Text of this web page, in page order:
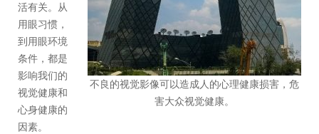
不良的视觉影像可以造成人的心理健康损害，危
害大众视觉健康。
活有关。从
用眼习惯，
到用眼环境
条件，都是
影响我们的
视觉健康和
心身健康的
因素。